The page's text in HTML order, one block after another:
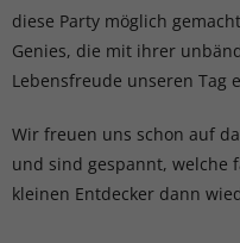
diese Party möglich
Genies, die mit ihrer
Lebensfreude unseren Tag
Wir freuen uns schon auf
und sind gespannt, welche
kleinen Entdecker dann